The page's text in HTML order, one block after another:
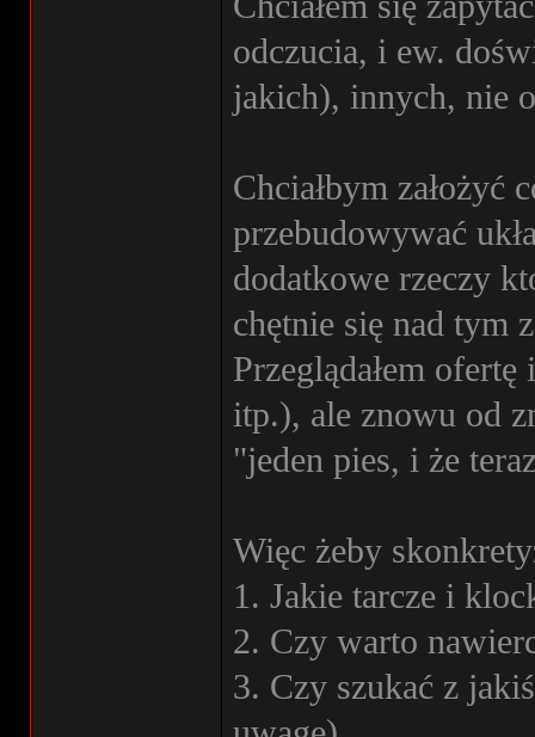
odczucia, i ew.
jakich), innych, nie
Chciałbym założyć
przebudowywać
dodatkowe rzeczy
chętnie się nad tym
Przeglądałem
itp.), ale znowu od
"jeden pies, i że
Więc żeby
1. Jakie tarcze i
2. Czy warto
3. Czy szukać z